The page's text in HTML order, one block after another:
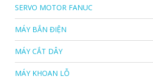
SERVO MOTOR FANUC
MÁY BẮN ĐIỆN
MÁY CẮT DÂY
MÁY KHOAN LỖ